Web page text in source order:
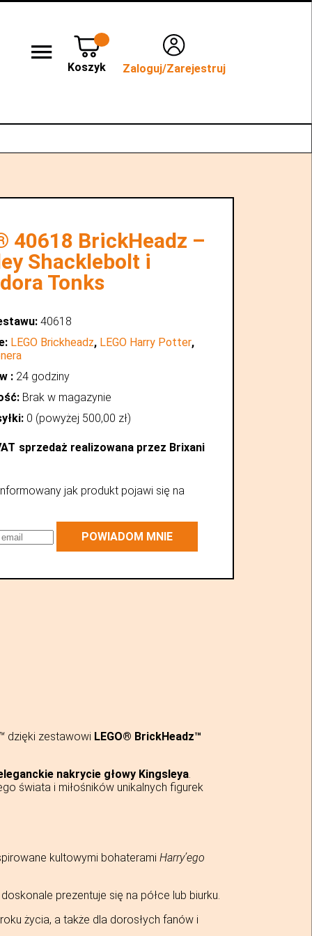
Koszyk Zaloguj/Zarejestruj
40618 BrickHeadz –
Shacklebolt i
Tonks
40618
LEGO Brickheadz, LEGO Harry Potter,
: 24 godziny
Brak w magazynie
0 (powyżej 500,00 zł)
sprzedaż realizowana przez Brixani
jak produkt pojawi się na
POWIADOM MNIE
dzięki zestawowi LEGO® BrickHeadz™
nakrycie głowy Kingsleya
świata i miłośników unikalnych figurek
kultowymi bohaterami Harry’ego
prezentuje się na półce lub biurku.
życia, a także dla dorosłych fanów i